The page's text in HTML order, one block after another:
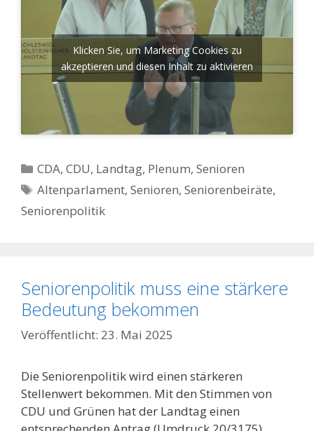
Klicken Sie, um Marketing Cookies zu
akzeptieren und diesen Inhalt zu aktivieren
Kategorien
CDA,CDU, Landtag, Plenum,Senioren
Schlagwörter
Altenparlament,Senioren,Seniorenbeiräte,
Seniorenpolitik
Seniorenpolitik muss eine stärkere
Bedeutung bekommen
23. Mai 2025
Die Seniorenpolitik wird einen stärkeren
Stellenwert bekommen. Mit den Stimmen von
CDU und Grünen hat der Landtag einen